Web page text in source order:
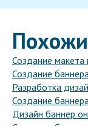
Создание макета
Создание
Разработка
Создание
Дизайн баннер